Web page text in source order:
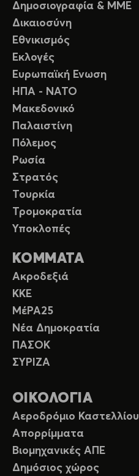
Δημοσιογραφία & ΜΜΕ
Δικαιοσύνη
Εθνικισμός
Εκλογές
Ευρωπαϊκή Ενωση
ΗΠΑ - ΝΑΤΟ
Μακεδονικό
Παλαιστίνη
Πόλεμος
Ρωσία
Στρατός
Τουρκία
Τρομοκρατία
Υποκλοπές
ΚΟΜΜΑΤΑ
Ακροδεξιά
ΚΚΕ
ΜέΡΑ25
Νέα Δημοκρατία
ΠΑΣΟΚ
ΣΥΡΙΖΑ
ΟΙΚΟΛΟΓΙΑ
Αεροδρόμιο Καστελλίου
Απορρίμματα
Βιομηχανικές ΑΠΕ
Δημόσιος χώρος